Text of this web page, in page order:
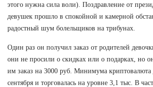
этого нужна сила воли). Поздравление от
девушек прошло в спокойной и камерной
радостный шум болельщиков на трибунах.
Один раз он получил заказ от родителей
они не просили о скидках или о подарках, но
им заказ на 3000 руб. Минимума криптовалюта
сентября и торговалась на уровне 3,1 тыс. В